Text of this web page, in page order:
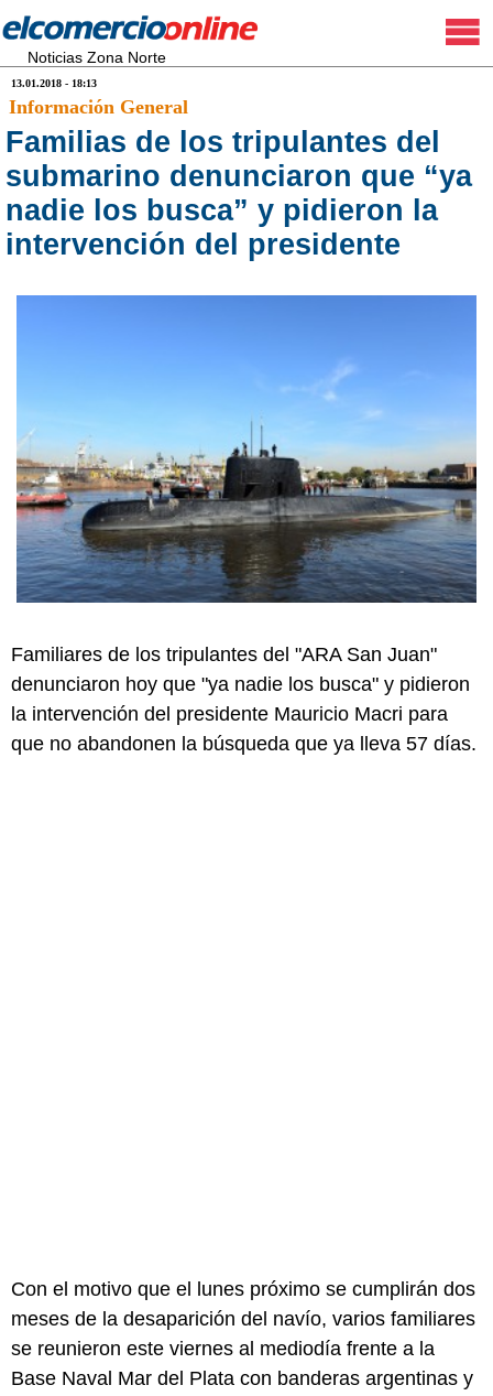
Noticias Zona Norte
13.01.2018 - 18:13
Información General
Familias de los tripulantes del
submarino denunciaron que “ya
nadie los busca” y pidieron la
intervención del presidente
Familiares de los tripulantes del "ARA San Juan"
denunciaron hoy que "ya nadie los busca" y pidieron
la intervención del presidente Mauricio Macri para
que no abandonen la búsqueda que ya lleva 57 días.
Con el motivo que el lunes próximo se cumplirán dos
meses de la desaparición del navío, varios familiares
se reunieron este viernes al mediodía frente a la
Base Naval Mar del Plata con banderas argentinas y